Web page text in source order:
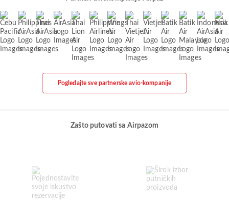
Pogledajte sve partnerske avio-kompanije
Zašto putovati sa Airpazom